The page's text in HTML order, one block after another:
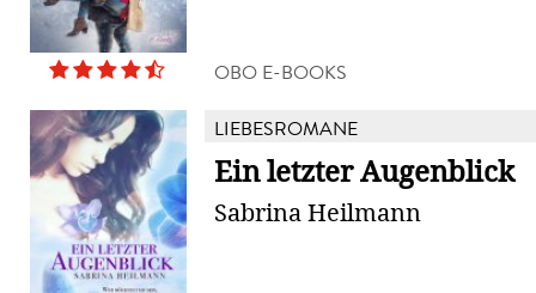
OBO E-BOOKS
LIEBESROMANE
Ein letzter Augenblick
Sabrina Heilmann